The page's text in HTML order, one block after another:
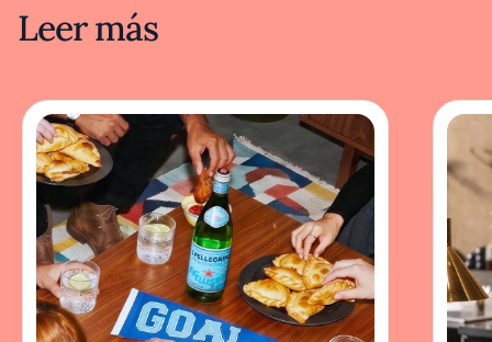
Leer más